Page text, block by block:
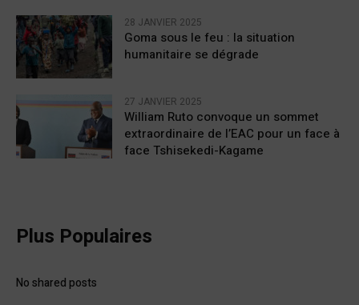
28 JANVIER 2025
Goma sous le feu : la situation
humanitaire se dégrade
27 JANVIER 2025
William Ruto convoque un sommet
extraordinaire de l’EAC pour un face à
face Tshisekedi-Kagame
Plus Populaires
No shared posts